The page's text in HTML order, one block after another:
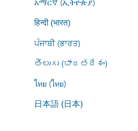
हिन्दी (भारत)
ਪੰਜਾਬੀ (ਭਾਰਤ)
తెలుగు (భారతదేశం)
ไทย (ไทย)
日本語 (日本)